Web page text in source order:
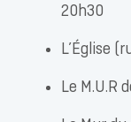
20h30
L’Église
Le M.U.R